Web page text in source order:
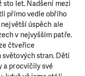
sto let. Nadšení mezi
přímo vedle obřího
úspěch ale
v nejvyšším patře.
čtveřice
stran. Děti
a procvičily své